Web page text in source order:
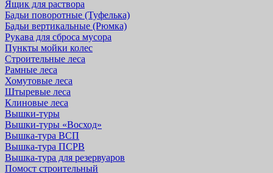
Ящик для раствора
Бадьи поворотные (Туфелька)
Бадьи вертикальные (Рюмка)
Рукава для сброса мусора
Пункты мойки колес
Строительные леса
Рамные леса
Хомутовые леса
Штыревые леса
Клиновые леса
Вышки-туры
Вышки-туры «Восход»
Вышка-тура ВСП
Вышка-тура ПСРВ
Вышка-тура для резервуаров
Помост строительный